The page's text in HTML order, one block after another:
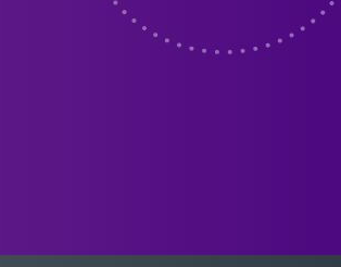
con
Americas